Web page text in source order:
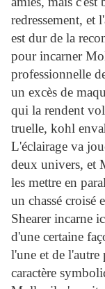
redressement, et
est dur de la
pour incarner
professionnelle
un excès de
qui la rendent
truelle, kohl
L'éclairage va
deux univers, et
les mettre en
un chassé croisé
Shearer incarne
d'une certaine
l'une et de
caractère